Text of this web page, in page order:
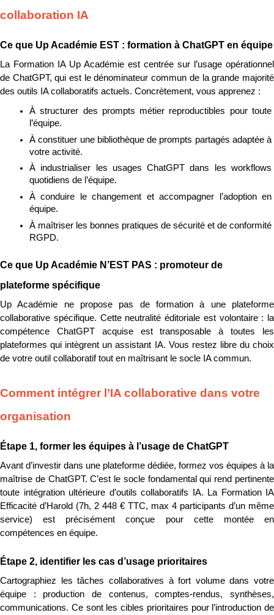
collaboration IA
Ce que Up Académie EST : formation à ChatGPT en équipe
La Formation IA Up Académie est centrée sur l’usage opérationnel
de ChatGPT, qui est le dénominateur commun de la grande majorité
des outils IA collaboratifs actuels. Concrètement, vous apprenez :
À structurer des prompts métier reproductibles pour toute
l’équipe.
À constituer une bibliothèque de prompts partagés adaptée à
votre activité.
À industrialiser les usages ChatGPT dans les workflows
quotidiens de l’équipe.
À conduire le changement et accompagner l’adoption en
équipe.
À maîtriser les bonnes pratiques de sécurité et de conformité
RGPD.
Ce que Up Académie N’EST PAS : promoteur de
plateforme spécifique
Up Académie ne propose pas de formation à une plateforme
collaborative spécifique. Cette neutralité éditoriale est volontaire : la
compétence ChatGPT acquise est transposable à toutes les
plateformes qui intègrent un assistant IA. Vous restez libre du choix
de votre outil collaboratif tout en maîtrisant le socle IA commun.
Comment intégrer l’IA collaborative dans votre
organisation
Étape 1, former les équipes à l’usage de ChatGPT
Avant d’investir dans une plateforme dédiée, formez vos équipes à la
maîtrise de ChatGPT. C’est le socle fondamental qui rend pertinente
toute intégration ultérieure d’outils collaboratifs IA. La Formation IA
Efficacité d’Harold (7h, 2 448 € TTC, max 4 participants d’un même
service) est précisément conçue pour cette montée en
compétences en équipe.
Étape 2, identifier les cas d’usage prioritaires
Cartographiez les tâches collaboratives à fort volume dans votre
équipe : production de contenus, comptes-rendus, synthèses,
communications. Ce sont les cibles prioritaires pour l’introduction de